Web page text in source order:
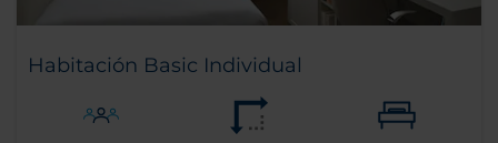
Habitación Basic Individual